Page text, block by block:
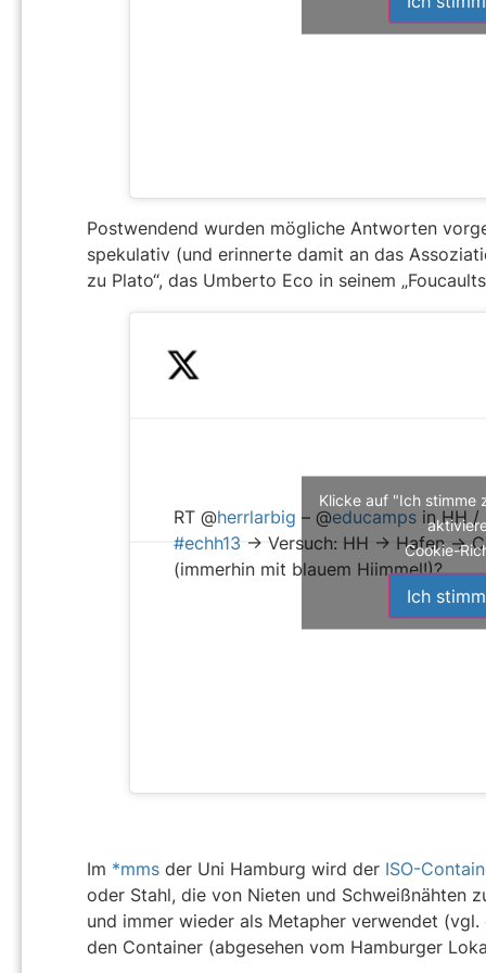
Postwendend wurden mögliche Antworten
spekulativ (und erinnerte damit an das
zu Plato“, das Um­berto Eco in seinem
RT @herrlarbig – @educamps in HH /
#echh13 -> Versuch: HH -> Hafen ->
(immerhin mit blauem Hiimmel!)?
Klicke auf "Ich stimme
Cookie-
Ich
Im *mms der Uni Hamburg wird der ISO-
oder Stahl, die von Nieten und Schweißnähten
und immer wieder als Metapher verwendet
den Container (abgesehen vom Hamburger